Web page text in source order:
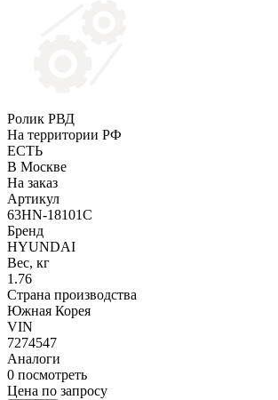
Ролик РВД
На территории РФ
ЕСТЬ
В Москве
На заказ
Артикул
63HN-18101C
Бренд
HYUNDAI
Вес, кг
1.76
Страна производства
Южная Корея
VIN
7274547
Аналоги
0 посмотреть
Цена по запросу